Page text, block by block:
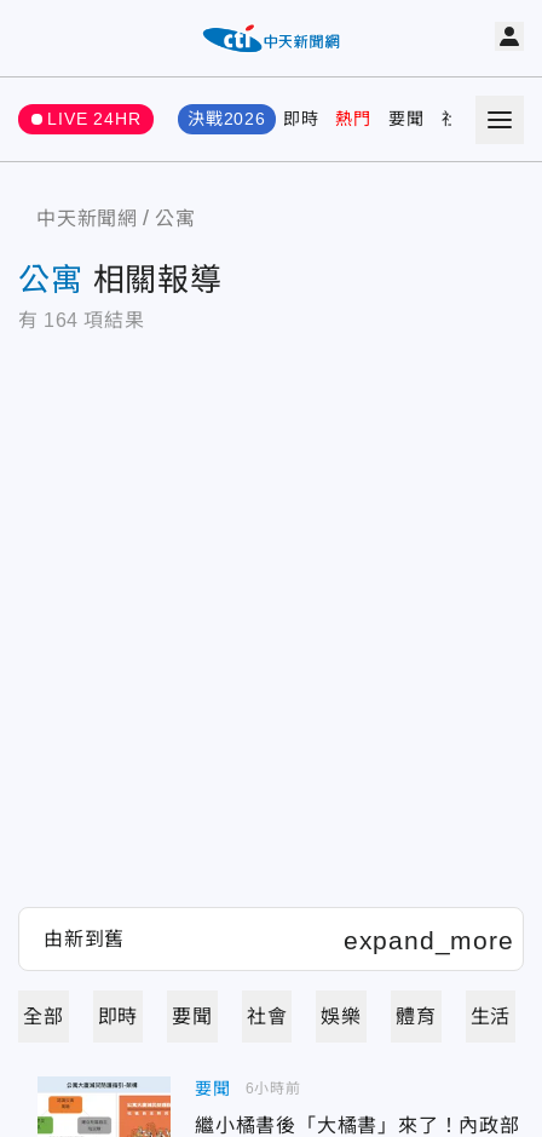
LIVE 24HR 決戰2026 即時 熱門 要聞 社會 娛樂
中天新聞網 公寓
公寓 相關報導
有 164 項結果
全部 即時 要聞 社會 娛樂 體育 生活
要聞
繼小橘書後「大橘書」來了！內政部
6小時前